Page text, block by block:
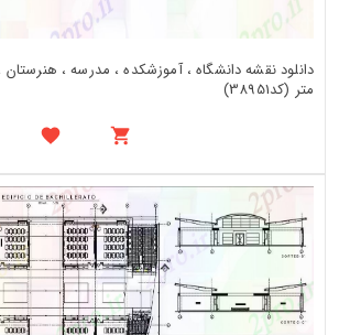
متر (کد38951)